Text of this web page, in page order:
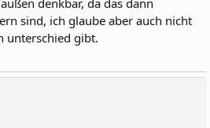
sind, ich glaube aber auch nicht
unterschied gibt.